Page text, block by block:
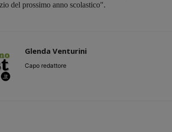
del prossimo anno scolastico".
Glenda Venturini
Capo redattore